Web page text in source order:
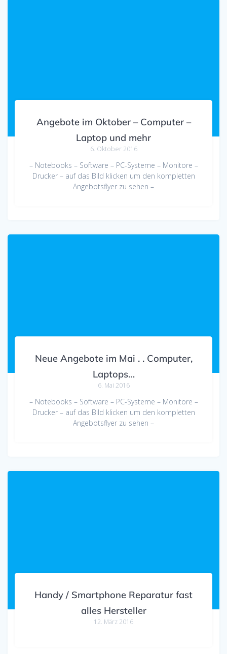
Angebote im Oktober – Computer –
Laptop und mehr
6. Oktober 2016
– Notebooks – Software – PC-Systeme – Monitore –
Drucker – auf das Bild klicken um den kompletten
Angebotsflyer zu sehen –
Neue Angebote im Mai . . Computer,
Laptops…
6. Mai 2016
– Notebooks – Software – PC-Systeme – Monitore –
Drucker – auf das Bild klicken um den kompletten
Angebotsflyer zu sehen –
Handy / Smartphone Reparatur fast
alles Hersteller
12. März 2016